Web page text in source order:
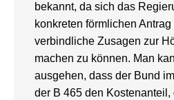
bekannt, da sich das
konkreten förmlichen
verbindliche Zusagen zur
machen zu können. Man
ausgehen, dass der Bund
der B 465 den Kostenanteil,